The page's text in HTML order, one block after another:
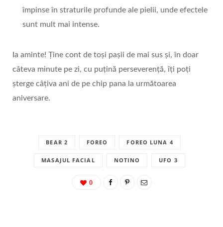
împinse în straturile profunde ale pielii, unde efectele
sunt mult mai intense.
Ia aminte! Ține cont de toși pașii de mai sus și, în doar
câteva minute pe zi, cu puțină perseverență, îți poți
șterge câțiva ani de pe chip pana la următoarea
aniversare.
BEAR 2 FOREO FOREO LUNA 4
MASAJUL FACIAL NOTINO UFO 3
0